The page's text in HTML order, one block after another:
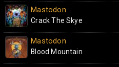
Mastodon
Crack The Skye
Mastodon
Blood Mountain